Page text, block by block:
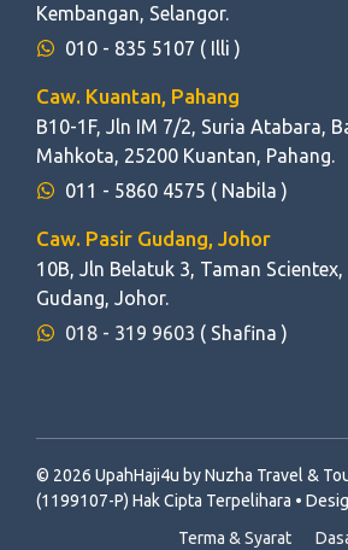
Kembangan, Selangor.
010 - 835 5107 ( Illi )
Caw. Kuantan, Pahang
B10-1F, Jln IM 7/2, Suria Atabara,
Mahkota, 25200 Kuantan, Pahang.
011 - 5860 4575 ( Nabila )
Caw. Pasir Gudang, Johor
10B, Jln Belatuk 3, Taman
Gudang, Johor.
018 - 319 9603 ( Shafina )
© 2026 UpahHaji4u by Nuzha Travel &
(1199107-P) Hak Cipta Terpelihara •
Terma & Syarat